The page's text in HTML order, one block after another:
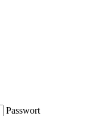
Passwort